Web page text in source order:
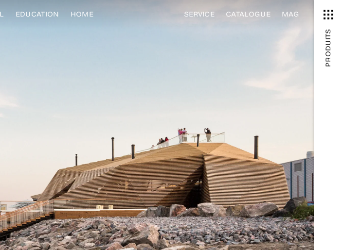
EDUCATION HOME SERVICE CATALOGUE MAG
PRODUITS